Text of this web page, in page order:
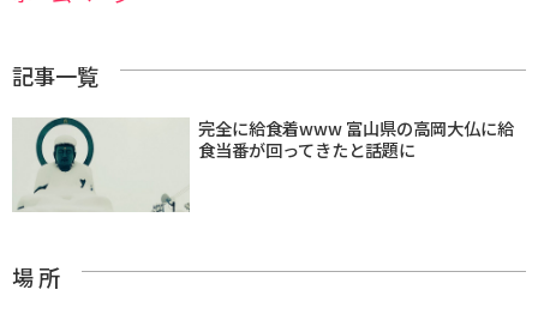
記事一覧
完全に給食着www 富山県の高岡大仏に給
食当番が回ってきたと話題に
場 所